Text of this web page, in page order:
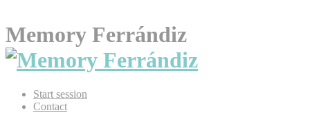
Memory Ferrándiz
Start session
Contact